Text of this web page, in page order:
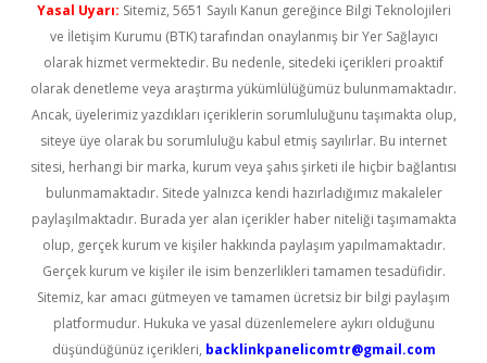
Yasal Uyarı: Sitemiz, 5651 Sayılı Kanun gereğince Bilgi Teknolojileri
ve İletişim Kurumu (BTK) tarafından onaylanmış bir Yer Sağlayıcı
olarak hizmet vermektedir. Bu nedenle, sitedeki içerikleri proaktif
olarak denetleme veya araştırma yükümlülüğümüz bulunmamaktadır.
Ancak, üyelerimiz yazdıkları içeriklerin sorumluluğunu taşımakta olup,
siteye üye olarak bu sorumluluğu kabul etmiş sayılırlar. Bu internet
sitesi, herhangi bir marka, kurum veya şahıs şirketi ile hiçbir bağlantısı
bulunmamaktadır. Sitede yalnızca kendi hazırladığımız makaleler
paylaşılmaktadır. Burada yer alan içerikler haber niteliği taşımamakta
olup, gerçek kurum ve kişiler hakkında paylaşım yapılmamaktadır.
Gerçek kurum ve kişiler ile isim benzerlikleri tamamen tesadüfidir.
Sitemiz, kar amacı gütmeyen ve tamamen ücretsiz bir bilgi paylaşım
platformudur. Hukuka ve yasal düzenlemelere aykırı olduğunu
düşündüğünüz içerikleri, backlinkpanelicomtr@gmail.com